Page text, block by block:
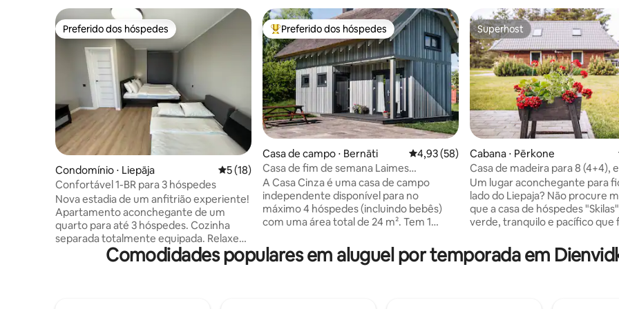
Preferido dos hóspedes
Preferido dos hóspedes
Condomínio ⋅ Liepāja 5 de uma avaliação média de 5, 18 avaliações
5 (18)
Confortável 1-BR para 3 hóspedes
Nova estadia de um anfitrião experiente!
Apartamento aconchegante de um
quarto para até 3 hóspedes. Cozinha
separada totalmente equipada. Relaxe
na varanda espaçosa! Ótima localização
em um bairro seguro. Estacionamento
Entre os melhores preferidos dos hóspedes
Preferido dos hóspedes
Casa de campo ⋅ Bernāti 4,93 de uma avaliação média de 5, 58
4,93 (58)
Casa de fim de semana Laimes
Stari/Casa cinza
A Casa Cinza é uma casa de campo
independente disponível para no
máximo 4 hóspedes (incluindo bebês)
com uma área total de 24 m². Tem 1
cozinha, WC e chuveiro, terraço. Está
localizada perto da costa do Mar Báltico,
Superhost
Superhost
Cabana ⋅ Pērkone
Casa de madeira para 8 (4+4),
separadas, churrasqueira
Um lugar aconchegante para
lado do Liepaja? Não procure
que a casa de hóspedes
verde, tranquilo e pacífico que
apenas 10 minutos de carro
cidade, onde você pode
Comodidades populares em aluguel por temporada em